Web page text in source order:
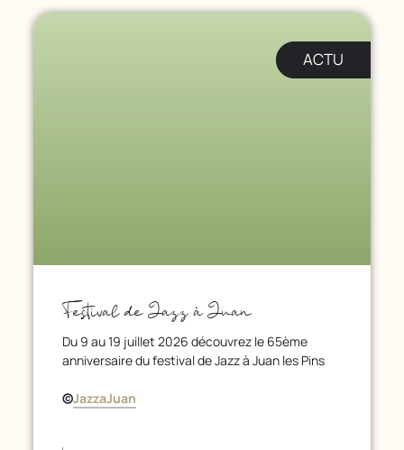
ACTU
Festival de Jazz à Juan
Du 9 au 19 juillet 2026 découvrez le 65ème
anniversaire du festival de Jazz à Juan les Pins
©JazzaJuan